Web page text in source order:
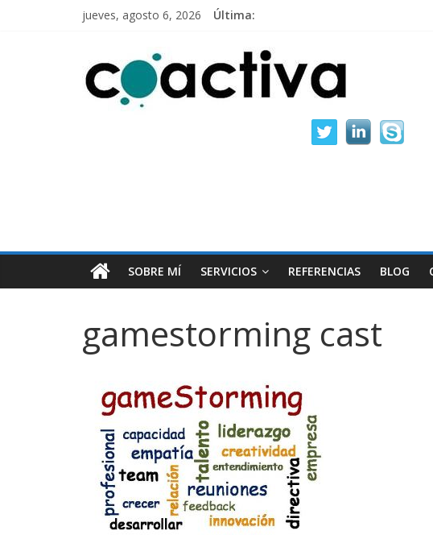
jueves, agosto 6, 2026 Última:
SOBRE MÍ SERVICIOS REFERENCIAS BLOG
gamestorming cast